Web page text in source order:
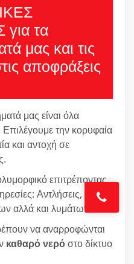
τα
μας και τις
αποφράξεις
μας είναι όλα
Επιλέγουμε την κορυφαία
και αντοχή σε
επιτρέποντας
Αντλήσεις,
αλλά και λυμάτων.
να αναρροφώνται
καθαρό νερόστο δίκτυο